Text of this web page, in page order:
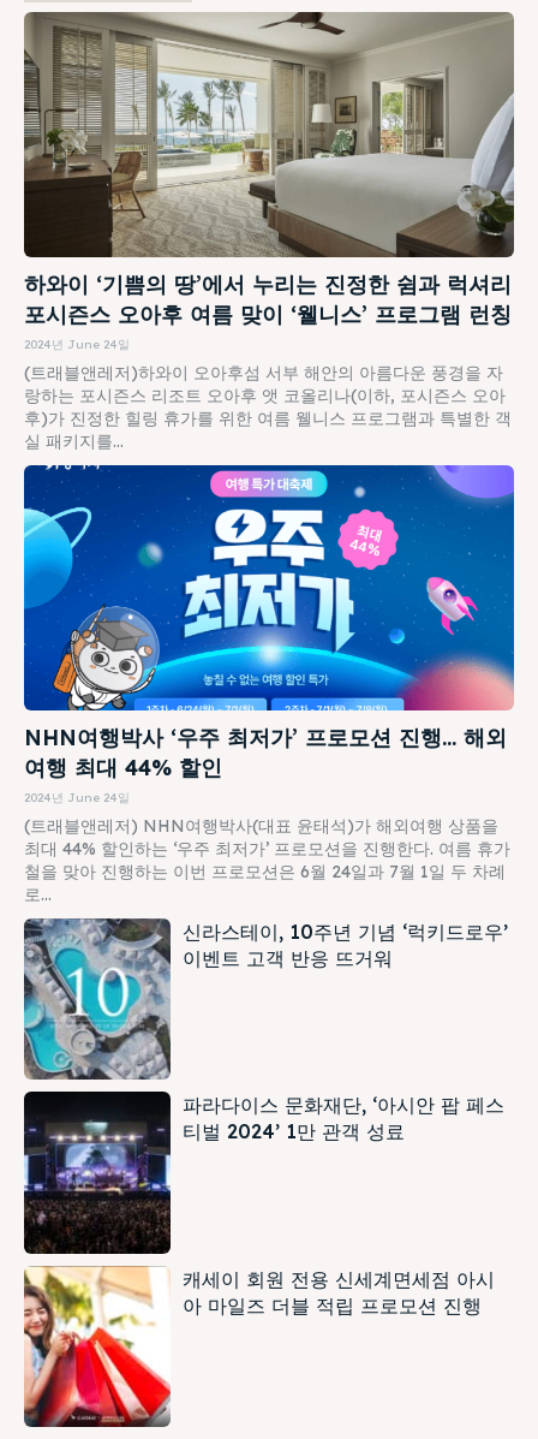
하와이 ‘기쁨의 땅’에서 누리는 진정한 쉼과 럭셔리
포시즌스 오아후 여름 맞이 ‘웰니스’ 프로그램 런칭
2024년 June 24일
(트래블앤레저)하와이 오아후섬 서부 해안의 아름다운 풍경을 자
랑하는 포시즌스 리조트 오아후 앳 코올리나(이하, 포시즌스 오아
후)가 진정한 힐링 휴가를 위한 여름 웰니스 프로그램과 특별한 객
실 패키지를...
NHN여행박사 ‘우주 최저가’ 프로모션 진행… 해외
여행 최대 44% 할인
2024년 June 24일
(트래블앤레저) NHN여행박사(대표 윤태석)가 해외여행 상품을
최대 44% 할인하는 ‘우주 최저가’ 프로모션을 진행한다. 여름 휴가
철을 맞아 진행하는 이번 프로모션은 6월 24일과 7월 1일 두 차례
로...
신라스테이, 10주년 기념 ‘럭키드로우’
이벤트 고객 반응 뜨거워
파라다이스 문화재단, ‘아시안 팝 페스
티벌 2024’ 1만 관객 성료
캐세이 회원 전용 신세계면세점 아시
아 마일즈 더블 적립 프로모션 진행